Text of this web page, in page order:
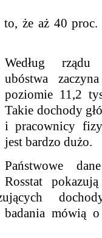
że aż 40
Według
ubóstwa
poziomie 11,2
Takie dochody
i pracownicy
jest bardzo dużo.
Państwowe
Rosstat
badania mówią